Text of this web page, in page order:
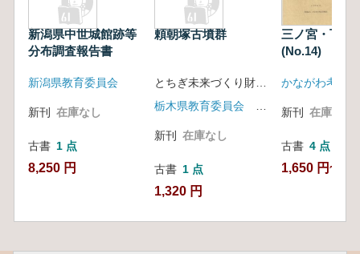
新潟県中世城館跡等
分布調査報告書
新潟県教育委員会
新刊 在庫なし
古書 1 点
8,250 円
頼朝塚古墳群
新刊 在庫なし
古書 1 点
1,320 円
三ノ宮・下谷
(No.14) 1
かながわ考古
新刊 在庫なし
古書 4 点
1,650 円~